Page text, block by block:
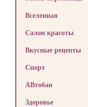
Вселенная
Салон красоты
Вкусные рецепты
Спорт
АВтобан
Здоровье